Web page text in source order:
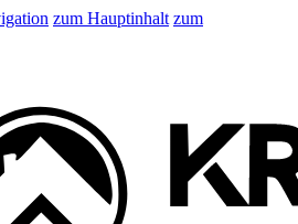
zum Hauptinhalt zum